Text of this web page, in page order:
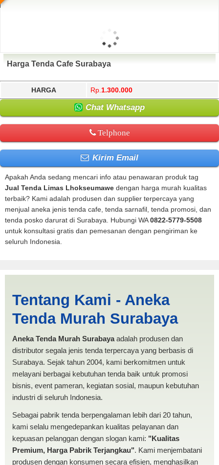
Harga Tenda Cafe Surabaya
HARGA Rp. 1.300.000
Chat Whatsapp
Telphone
Kirim Email
Apakah Anda sedang mencari info atau penawaran produk tag
Jual Tenda Limas Lhokseumawe dengan harga murah kualitas
terbaik? Kami adalah produsen dan supplier terpercaya yang
menjual aneka jenis tenda cafe, tenda sarnafil, tenda promosi, dan
tenda posko darurat di Surabaya. Hubungi WA0822-5779-5508
untuk konsultasi gratis dan pemesanan dengan pengiriman ke
seluruh Indonesia.
Lhokseumawe | PRODUKSI
ANEKA TENDA MURAH
Tentang Kami - Aneka
Tenda Murah Surabaya
Aneka Tenda Murah Surabayaadalah produsen dan
distributor segala jenis tenda terpercaya yang berbasis di
Surabaya. Sejak tahun 2004, kami berkomitmen untuk
melayani berbagai kebutuhan tenda baik untuk promosi
bisnis, event pameran, kegiatan sosial, maupun kebutuhan
industri di seluruh Indonesia.
Sebagai pabrik tenda berpengalaman lebih dari 20 tahun,
kami selalu mengedepankan kualitas pelayanan dan
kepuasan pelanggan dengan slogan kami: "Kualitas
Premium, Harga Pabrik Terjangkau". Kami menjembatani
produsen dengan konsumen secara efisien, menghasilkan